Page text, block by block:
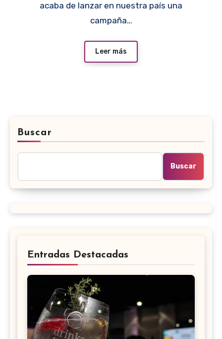
acaba de lanzar en nuestra país una
campaña…
Leer más
Buscar
Buscar
Entradas Destacadas